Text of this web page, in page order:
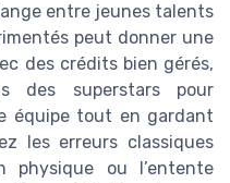
entre jeunes talents
peut donner une
des crédits bien gérés,
des superstars pour
équipe tout en gardant
les erreurs classiques
physique ou l’entente